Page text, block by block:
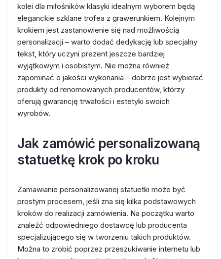
kolei dla miłośników klasyki idealnym wyborem będą
eleganckie szklane trofea z grawerunkiem. Kolejnym
krokiem jest zastanowienie się nad możliwością
personalizacji – warto dodać dedykację lub specjalny
tekst, który uczyni prezent jeszcze bardziej
wyjątkowym i osobistym. Nie można również
zapominać o jakości wykonania – dobrze jest wybierać
produkty od renomowanych producentów, którzy
oferują gwarancję trwałości i estetyki swoich
wyrobów.
Jak zamówić personalizowaną
statuetkę krok po kroku
Zamawianie personalizowanej statuetki może być
prostym procesem, jeśli zna się kilka podstawowych
kroków do realizacji zamówienia. Na początku warto
znaleźć odpowiedniego dostawcę lub producenta
specjalizującego się w tworzeniu takich produktów.
Można to zrobić poprzez przeszukiwanie internetu lub